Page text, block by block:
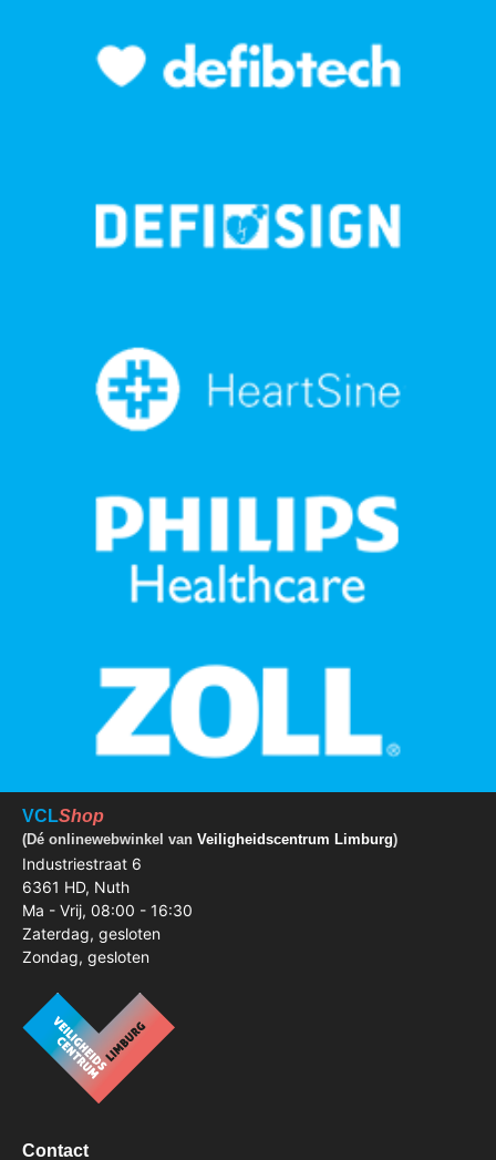
VCLShop
(Dé onlinewebwinkel van Veiligheidscentrum Limburg)
Industriestraat 6
6361 HD, Nuth
Ma - Vrij, 08:00 - 16:30
Zaterdag, gesloten
Zondag, gesloten
Contact